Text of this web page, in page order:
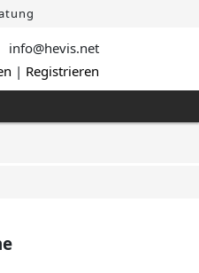
info@hevis.net
| Registrieren